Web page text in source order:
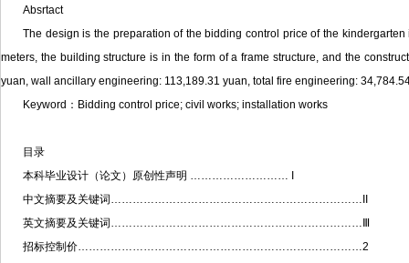
Absrtact
The design is the preparation of the bidding control price of the
meters, the building structure is in the form of a frame structure, and the
yuan, wall ancillary engineering: 113,189.31 yuan, total fire engineering:
Keyword：Bidding control price; civil works; installation works
目录
本科毕业设计（论文）原创性声明 ……………………… I
中文摘要及关键词……………………………………………………………II
英文摘要及关键词……………………………………………………………Ⅲ
招标控制价……………………………………………………………………2